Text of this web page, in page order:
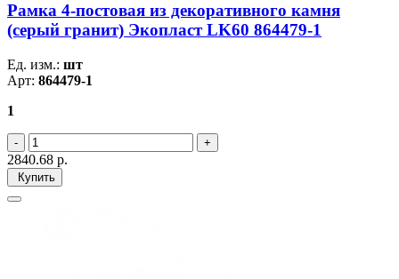
Рамка 4-постовая из декоративного камня
(серый гранит) Экопласт LK60 864479-1
Ед. изм.: шт
Арт: 864479-1
1
2840.68 р.
Купить